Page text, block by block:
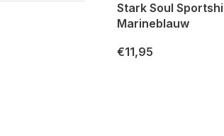
Stark Soul
Marineblauw
€11,95